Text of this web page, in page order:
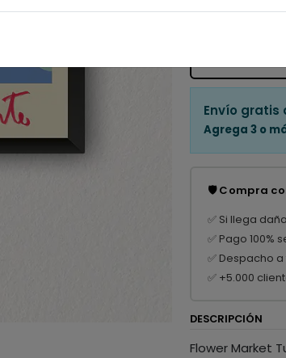
Mostrar
Envío gratis
Agrega 3 o
🛡️ Compra
✅ Si llega
✅ Pago 100%
✅ Despacho
✅ +5.000
DESCRIPCIÓN
Flower Market